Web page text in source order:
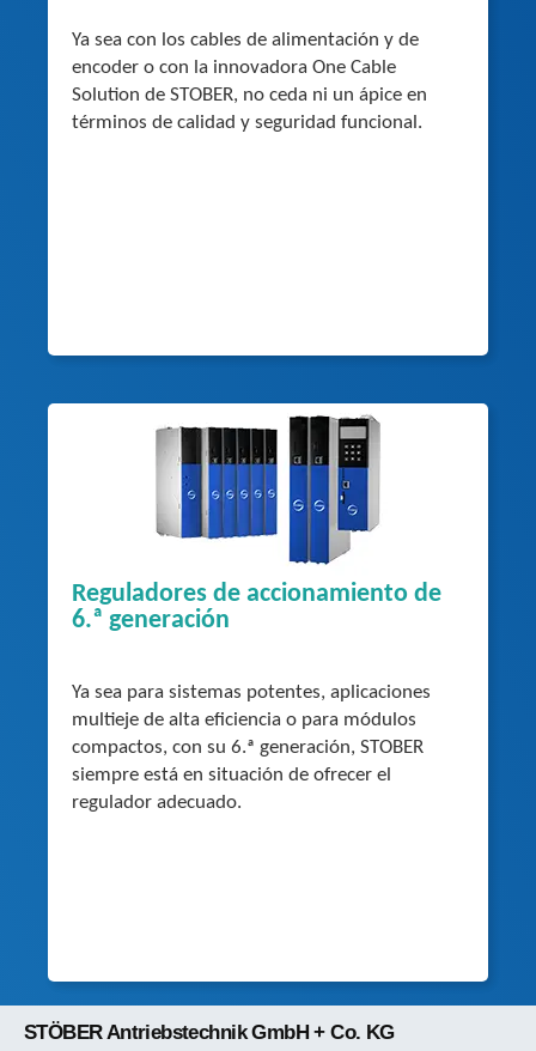
Ya sea con los cables de alimentación y de
encoder o con la innovadora One Cable
Solution de STOBER, no ceda ni un ápice en
términos de calidad y seguridad funcional.
Reguladores de accionamiento de
6.ª generación
Ya sea para sistemas potentes, aplicaciones
multieje de alta eficiencia o para módulos
compactos, con su 6.ª generación, STOBER
siempre está en situación de ofrecer el
regulador adecuado.
STÖBER Antriebstechnik GmbH + Co. KG